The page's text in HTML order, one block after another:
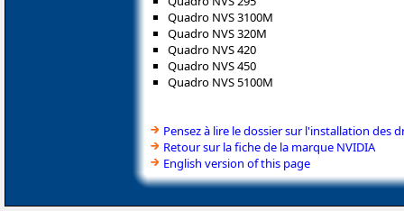
Quadro NVS 3100M
Quadro NVS 320M
Quadro NVS 420
Quadro NVS 450
Quadro NVS 5100M
Pensez à lire le dossier sur l'installation des
Retour sur la fiche de la marque NVIDIA
English version of this page